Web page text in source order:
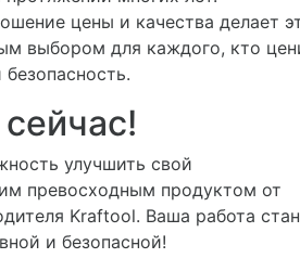
цены и качества делает
выбором для каждого, кто
улучшить свой
превосходным продуктом от
Kraftool. Ваша работа
и безопасной!